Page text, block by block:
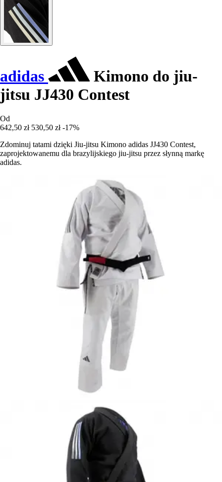
adidas
Kimono do jiu-
jitsu JJ430 Contest
Od
642,50 zł 530,50 zł -17%
Zdominuj tatami dzięki Jiu-jitsu Kimono adidas JJ430 Contest,
zaprojektowanemu dla brazylijskiego jiu-jitsu przez słynną markę
adidas.